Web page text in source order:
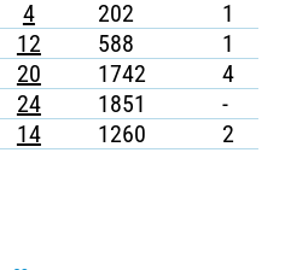
4 202 1
12 588 1
20 1742 4
24 1851 -
14 1260 2